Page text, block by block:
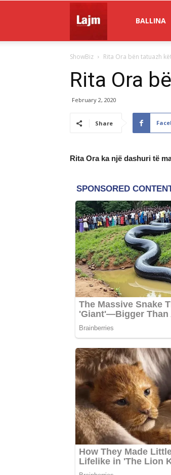
Lajm
BALLINA
ShowBiz Rita Ora bën tatuazh
Rita Ora
February 2, 2020
Share
Rita Ora ka një dashuri të